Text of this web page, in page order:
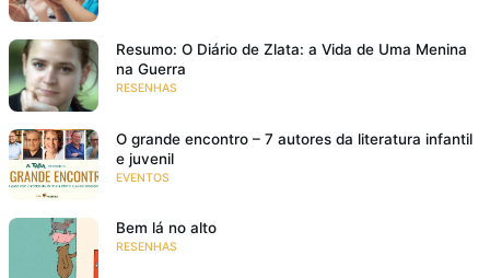
Resumo: O Diário de Zlata: a Vida de Uma Menina
na Guerra
RESENHAS
O grande encontro – 7 autores da literatura infantil
e juvenil
EVENTOS
Bem lá no alto
RESENHAS